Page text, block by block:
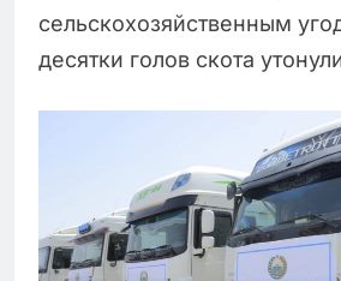
сельскохозяйственным
десятки голов скота